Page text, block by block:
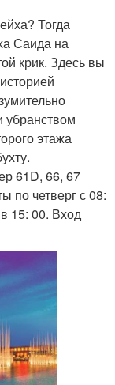
Тогда
Саида на
крик. Здесь вы
убранством
этажа
61D, 66, 67
по четверг с 08:
15: 00. Вход